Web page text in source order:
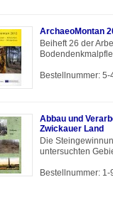
ArchaeoMontan
Beiheft 26 der
Bestellnummer: 5-
Abbau und
Zwickauer Land
Die
untersuchten
Bestellnummer: 1-